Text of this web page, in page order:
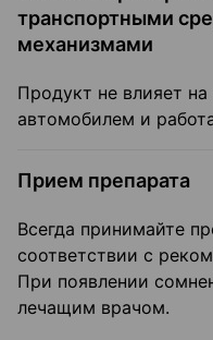
транспортными
механизмами
Продукт не влияет на
автомобилем и
Прием препарата
Всегда принимайте
соответствии с
При появлении
лечащим врачом.